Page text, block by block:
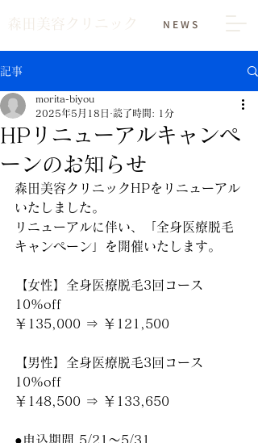
森田美容クリニック NEWS
記事
HPリニューアルキャンペ
ーンのお知らせ
morita-biyou
2025年5月18日 読了時間: 1分
森田美容クリニックHPをリニューアル
いたしました。
リニューアルに伴い、「全身医療脱毛
キャンペーン」を開催いたします。
【女性】全身医療脱毛3回コース
10%off
￥135,000 ⇒ ￥121,500
【男性】全身医療脱毛3回コース
10%off
￥148,500 ⇒ ￥133,650
●申込期間 5/21～5/31